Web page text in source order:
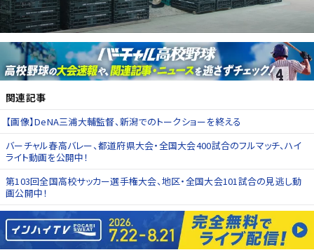
関連記事
【画像】DeNA三浦大輔監督、新潟でのトークショーを終える
バーチャル春高バレー、都道府県大会・全国大会400試合のフルマッチ、ハイ
ライト動画を公開中！
第103回全国高校サッカー選手権大会、地区・全国大会101試合の見逃し動
画公開中！